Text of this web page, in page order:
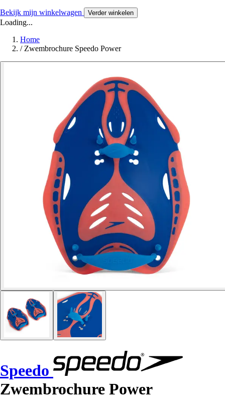
Bekijk mijn winkelwagen Verder winkelen
Loading...
Home
/ Zwembrochure Speedo Power
Speedo
Zwembrochure Power